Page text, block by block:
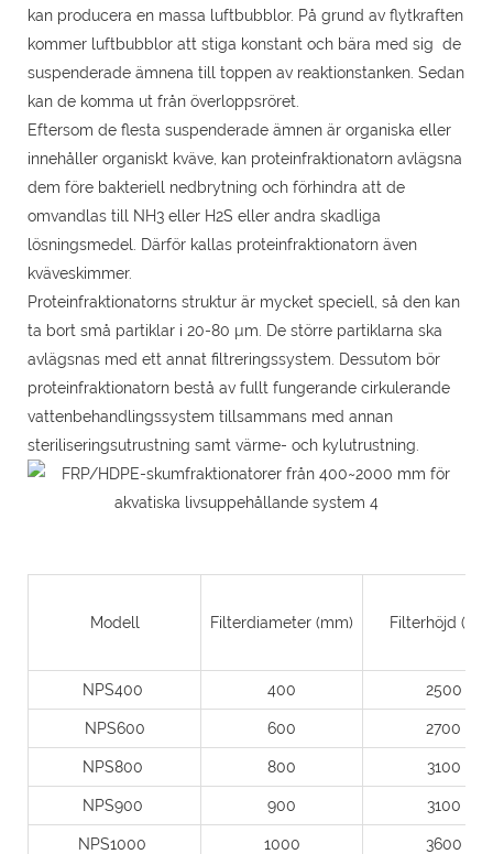
kan producera en massa luftbubblor. På grund av flytkraften
kommer luftbubblor att stiga konstant och bära med sig de
suspenderade ämnena till toppen av reaktionstanken. Sedan
kan de komma ut från överloppsröret.
Eftersom de flesta suspenderade ämnen är organiska eller
innehåller organiskt kväve, kan proteinfraktionatorn avlägsna
dem före bakteriell nedbrytning och förhindra att de
omvandlas till NH3 eller H2S eller andra skadliga
lösningsmedel. Därför kallas proteinfraktionatorn även
kväveskimmer.
Proteinfraktionatorns struktur är mycket speciell, så den kan
ta bort små partiklar i 20-80 µm. De större partiklarna ska
avlägsnas med ett annat filtreringssystem. Dessutom bör
proteinfraktionatorn bestå av fullt fungerande cirkulerande
vattenbehandlingssystem tillsammans med annan
steriliseringsutrustning samt värme- och kylutrustning.
Modell Filterdiameter (mm) Filterhöjd
NPS400 400 2500
NPS600 600 2700
NPS800 800 3100
NPS900 900 3100
NPS1000 1000 3600